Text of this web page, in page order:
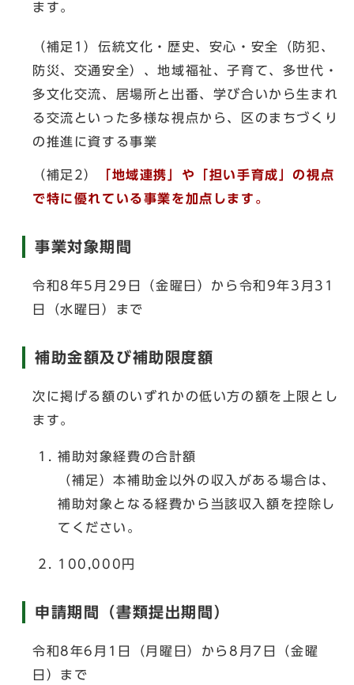
ます。
（補足1）伝統文化・歴史、安心・安全（防犯、
防災、交通安全）、地域福祉、子育て、多世代・
多文化交流、居場所と出番、学び合いから生まれ
る交流といった多様な視点から、区のまちづくり
の推進に資する事業
（補足2）
「地域連携」や「担い手育成」の視点
で特に優れている事業を加点します。
事業対象期間
令和8年5月29日（金曜日）から令和9年3月31
日（水曜日）まで
補助金額及び補助限度額
次に掲げる額のいずれかの低い方の額を上限とし
ます。
補助対象経費の合計額
（補足）本補助金以外の収入がある場合は、
補助対象となる経費から当該収入額を控除し
てください。
100,000円
申請期間（書類提出期間）
令和8年6月1日（月曜日）から8月7日（金曜
日）まで